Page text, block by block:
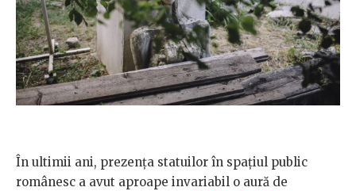
În ultimii ani, prezența statuilor în spațiul public
românesc a avut aproape invariabil o aură de